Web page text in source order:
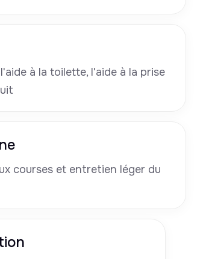
à la toilette, l'aide à la prise
courses et entretien léger du